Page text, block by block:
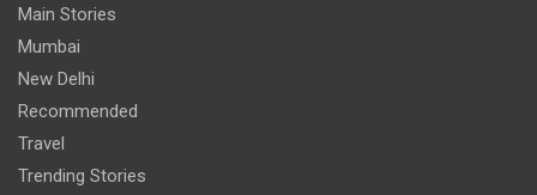
Main Stories
Mumbai
New Delhi
Recommended
Travel
Trending Stories